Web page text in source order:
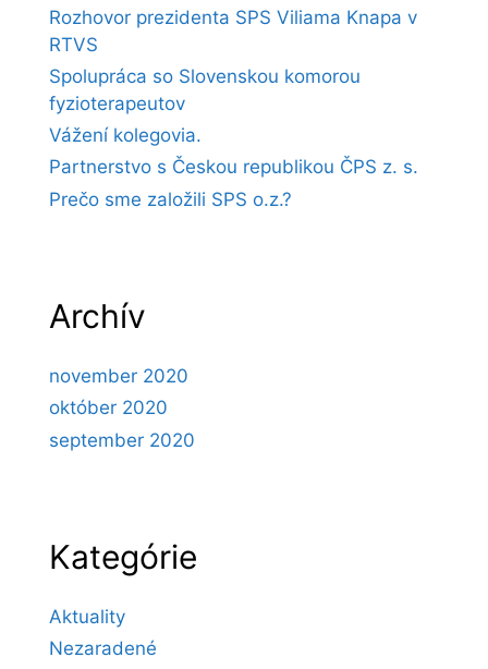
Rozhovor prezidenta SPS Viliama Knapa v
RTVS
Spolupráca so Slovenskou komorou
fyzioterapeutov
Vážení kolegovia.
Partnerstvo s Českou republikou ČPS z. s.
Prečo sme založili SPS o.z.?
Archív
november 2020
október 2020
september 2020
Kategórie
Aktuality
Nezaradené